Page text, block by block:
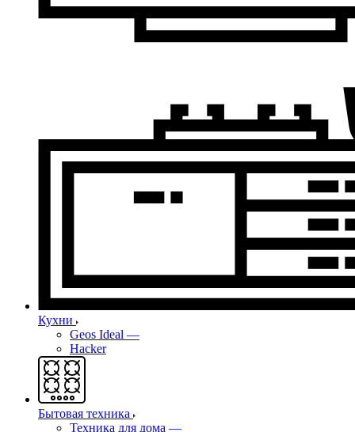
Кухни
Geos Ideal —
Hacker
Бытовая техника
Техника для дома —